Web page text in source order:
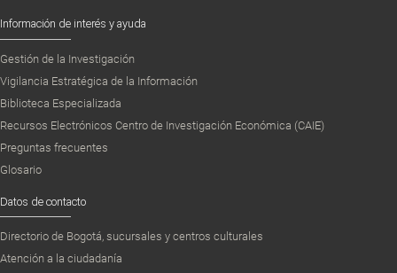
Información de interés y ayuda
Gestión de la Investigación
Vigilancia Estratégica de la Información
Biblioteca Especializada
Recursos Electrónicos Centro de Investigación Económica (CAIE)
Preguntas frecuentes
Glosario
Datos de contacto
Directorio de Bogotá, sucursales y centros culturales
Atención a la ciudadanía